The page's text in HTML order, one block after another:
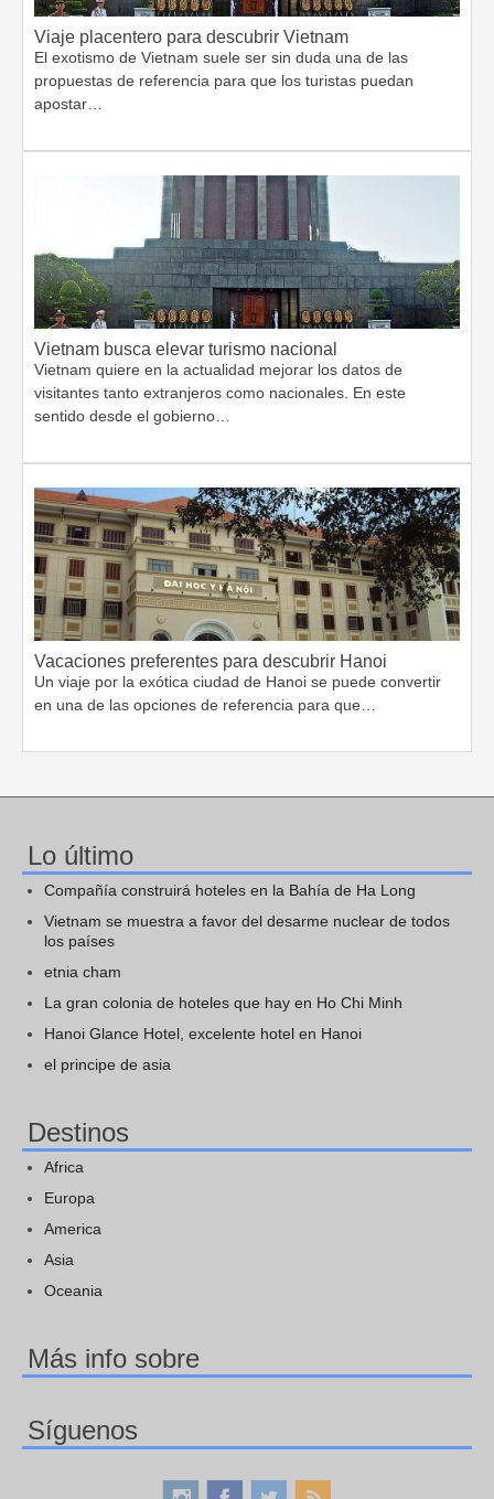
Viaje placentero para descubrir Vietnam
El exotismo de Vietnam suele ser sin duda una de las
propuestas de referencia para que los turistas puedan
apostar…
Vietnam busca elevar turismo nacional
Vietnam quiere en la actualidad mejorar los datos de
visitantes tanto extranjeros como nacionales. En este
sentido desde el gobierno…
Vacaciones preferentes para descubrir Hanoi
Un viaje por la exótica ciudad de Hanoi se puede convertir
en una de las opciones de referencia para que…
Lo último
Compañía construirá hoteles en la Bahía de Ha Long
Vietnam se muestra a favor del desarme nuclear de todos
los países
etnia cham
La gran colonia de hoteles que hay en Ho Chi Minh
Hanoi Glance Hotel, excelente hotel en Hanoi
el principe de asia
Destinos
Africa
Europa
America
Asia
Oceania
Más info sobre
Síguenos